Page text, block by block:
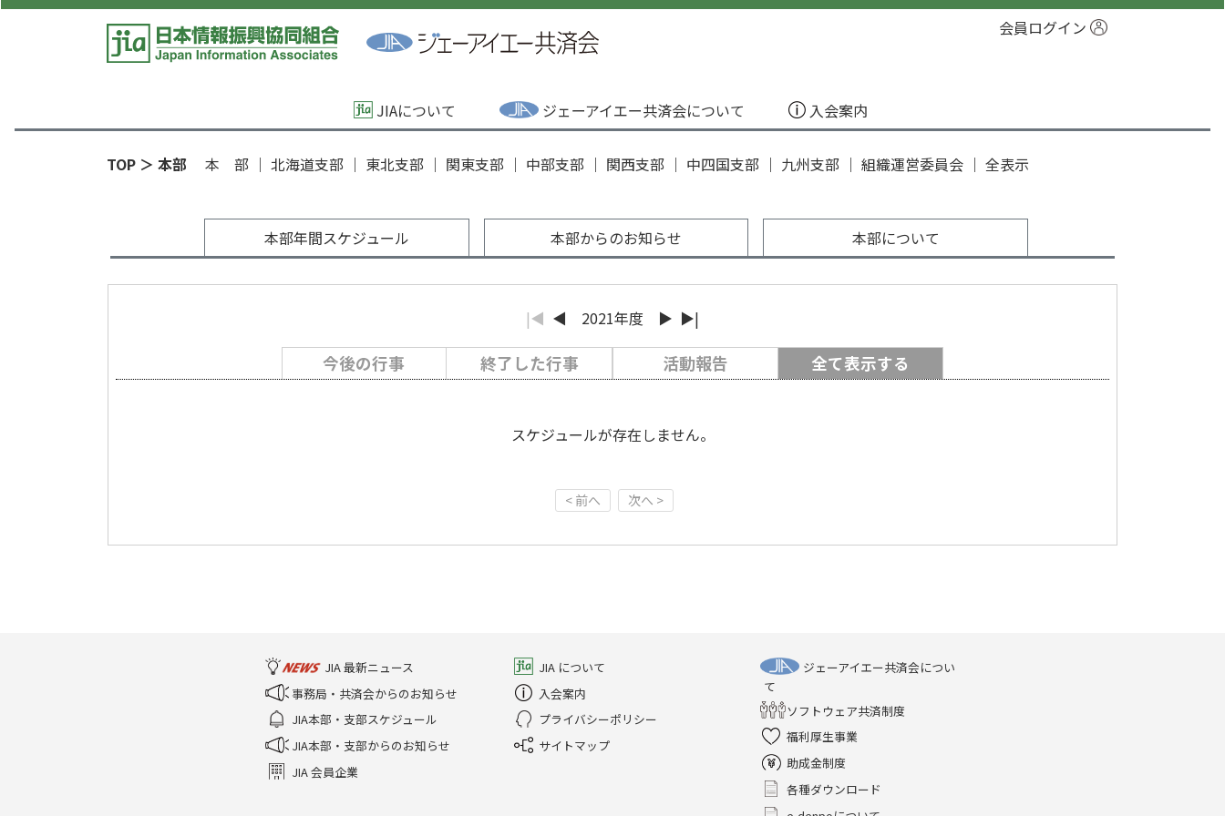
会員ログイン
JIAについて ジェーアイエー共済会について 入会案内
TOP ＞ 本部 本 部 ｜ 北海道支部 ｜ 東北支部 ｜ 関東支部 ｜ 中部支部 ｜ 関西支部 ｜ 中四国支部 ｜ 九州支部 ｜ 組織運営委員会 ｜ 全表示
本部年間スケジュール 本部からのお知らせ 本部について
|◀ ◀ 2021年度 ▶ ▶|
今後の行事 終了した行事 活動報告 全て表示する
スケジュールが存在しません。
< 前へ 次へ >
JIA 最新ニュース
事務局・共済会からのお知らせ
JIA本部・支部スケジュール
JIA本部・支部からのお知らせ
JIA 会員企業
JIA について
入会案内
プライバシーポリシー
サイトマップ
ジェーアイエー共済会につい
て
ソフトウェア共済制度
福利厚生事業
助成金制度
各種ダウンロード